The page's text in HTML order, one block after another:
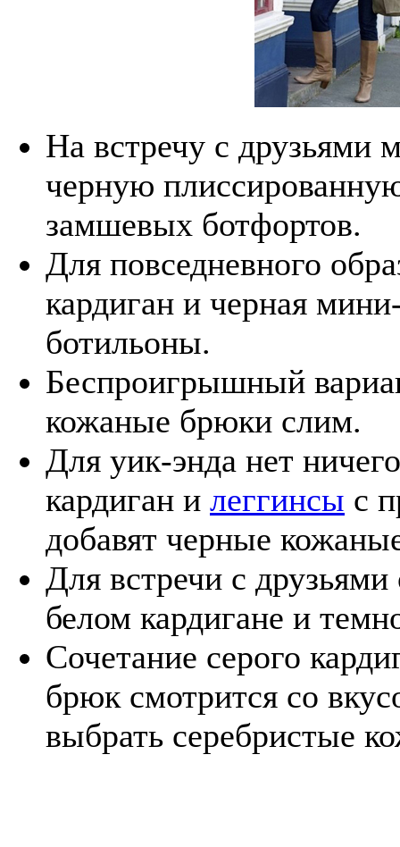
На встречу с друзьями
черную
замшевых ботфортов.
Для повседневного
кардиган и черная
ботильоны.
Беспроигрышный
кожаные брюки слим.
Для уик-энда нет
кардиган и леггинсы с
добавят черные
Для встречи с
белом кардигане и
Сочетание серого
брюк смотрится со
выбрать серебристые